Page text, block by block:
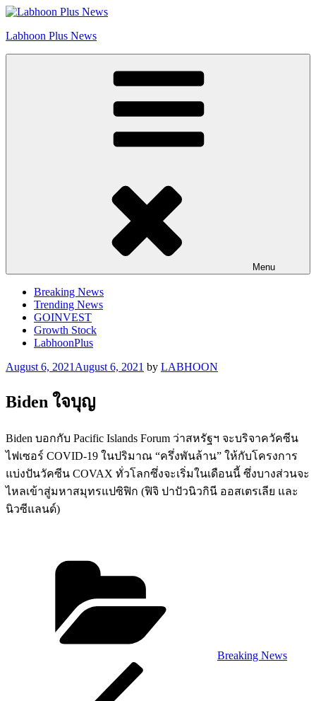
Skip
content
Labhoon Plus News
Menu
Breaking News
Trending News
GOINVEST
Growth Stock
LabhoonPlus
Posted
August 6, 2021 August 6, 2021 by LABHOON
Biden ใจบุญ
Biden บอกกับ Pacific Islands Forum ว่าสหรัฐฯ จะบริจาควัคซีน
ไฟเซอร์ COVID-19 ในปริมาณ “ครึ่งพันล้าน” ให้กับโครงการ
แบ่งปันวัคซีน COVAX ทั่วโลกซึ่งจะเริ่มในเดือนนี้ ซึ่งบางส่วนจะ
ไหลเข้าสู่มหาสมุทรแปซิฟิก (ฟิจิ ปาปัวนิวกินี ออสเตรเลีย และ
นิวซีแลนด์)
Breaking News